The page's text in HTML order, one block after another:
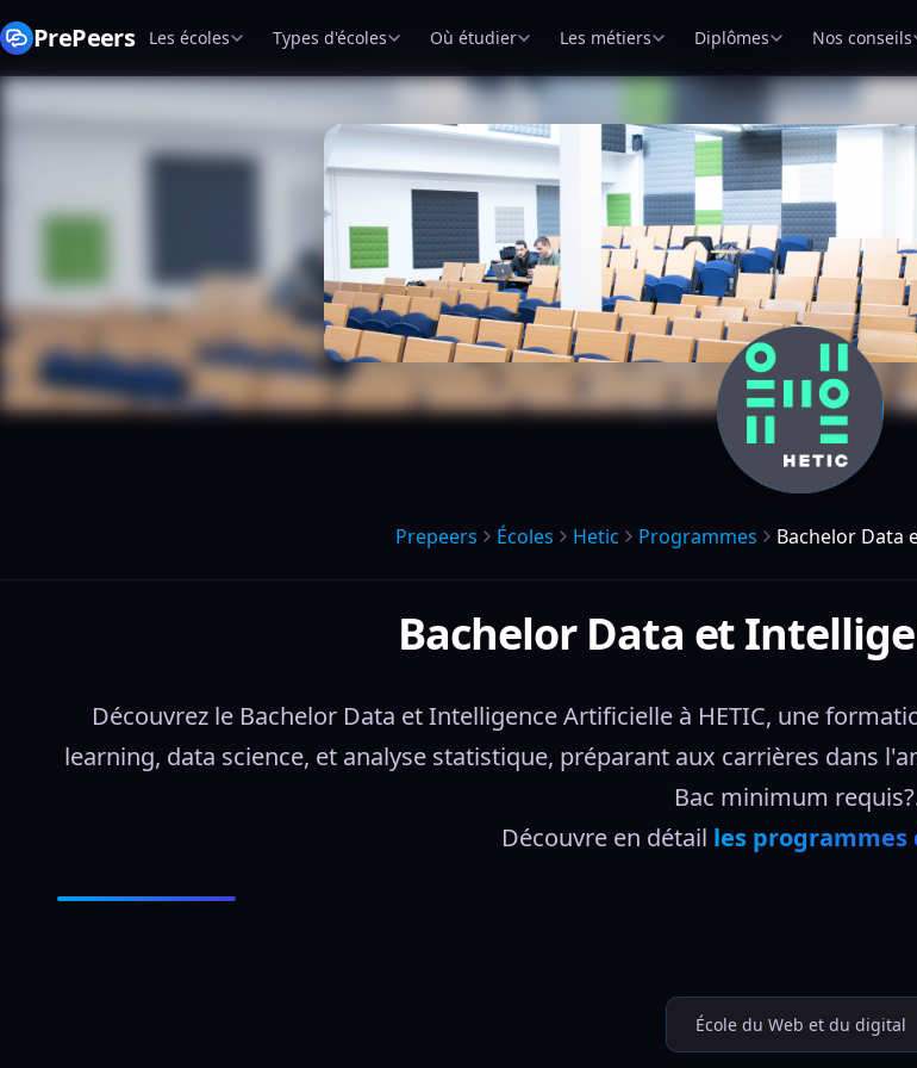
PrePeers Les écoles Types d'écoles Où étudier Les métiers Diplômes Nos conseils
Prepeers Écoles Hetic Programmes Bachelor Data
Bachelor Data et
Découvrez le Bachelor Data et Intelligence Artificielle à HETIC, une
learning, data science, et analyse statistique, préparant aux carrières dans
Bac minimum
Découvre en détail les programmes
École du Web et du digital